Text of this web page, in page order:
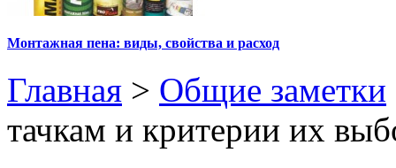
Монтажная пена: виды, свойства и расход
Главная > Общие заметки
тачкам и критерии их